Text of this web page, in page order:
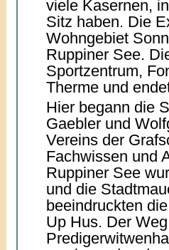
viele Kasernen,
Sitz haben. Die
Wohngebiet
Ruppiner See.
Sportzentrum,
Therme und
Hier begann die
Gaebler und
Vereins der
Fachwissen und
Ruppiner See
und die
beeindruckten
Up Hus. Der